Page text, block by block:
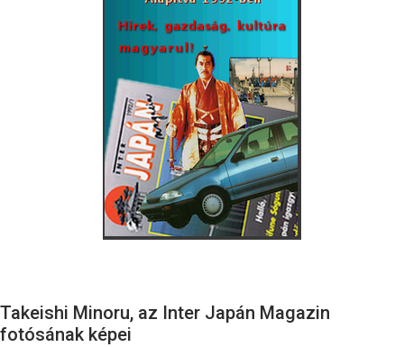
Takeishi Minoru, az Inter Japán Magazin
fotósának képei